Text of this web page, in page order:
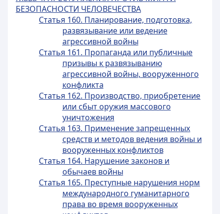
БЕЗОПАСНОСТИ ЧЕЛОВЕЧЕСТВА
Статья 160. Планирование, подготовка,
развязывание или ведение
агрессивной войны
Статья 161. Пропаганда или публичные
призывы к развязыванию
агрессивной войны, вооруженного
конфликта
Статья 162. Производство, приобретение
или сбыт оружия массового
уничтожения
Статья 163. Применение запрещенных
средств и методов ведения войны и
вооруженных конфликтов
Статья 164. Нарушение законов и
обычаев войны
Статья 165. Преступные нарушения норм
международного гуманитарного
права во время вооруженных